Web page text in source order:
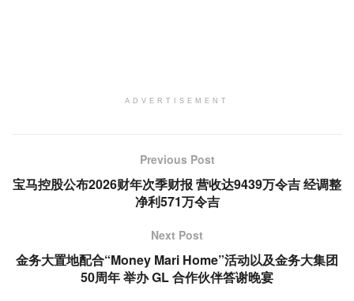
ADVERTISEMENT
Previous Post
宝马控股公布2026财年次季财报 营收达9439万令吉 经调整
净利571万令吉
Next Post
金务大置地配合“Money Mari Home”活动以及金务大集团
50周年 举办 GL 合作伙伴答谢晚宴